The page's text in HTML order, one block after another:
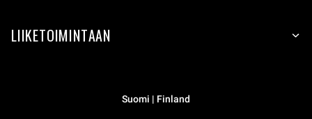
LIIKETOIMINTAAN
Suomi | Finland